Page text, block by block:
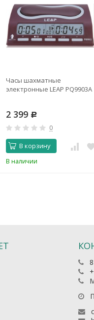
Часы шахматные
электронные LEAP PQ9903A
2 399 Р
0
В корзину
В наличии